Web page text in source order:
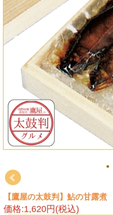
【鷹屋の太鼓判】鮎の甘露
価格:1,620円(税込)